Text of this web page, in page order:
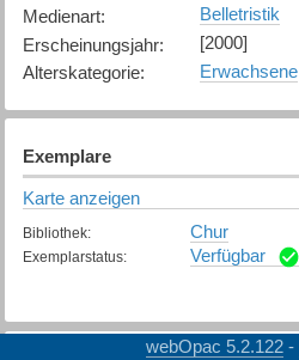
Medienart:
Belletristik
Erscheinungsjahr:
[2000]
Alterskategorie: Erwachsene
Exemplare
Karte anzeigen
Bibliothek: Chur
Exemplarstatus: Verfügbar
webOpac 5.2.122 -